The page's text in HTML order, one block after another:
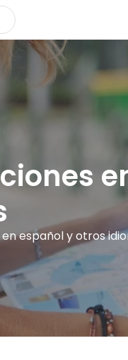
en español y otros